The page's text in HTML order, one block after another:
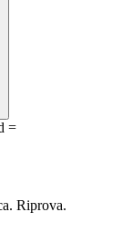
=
Riprova.